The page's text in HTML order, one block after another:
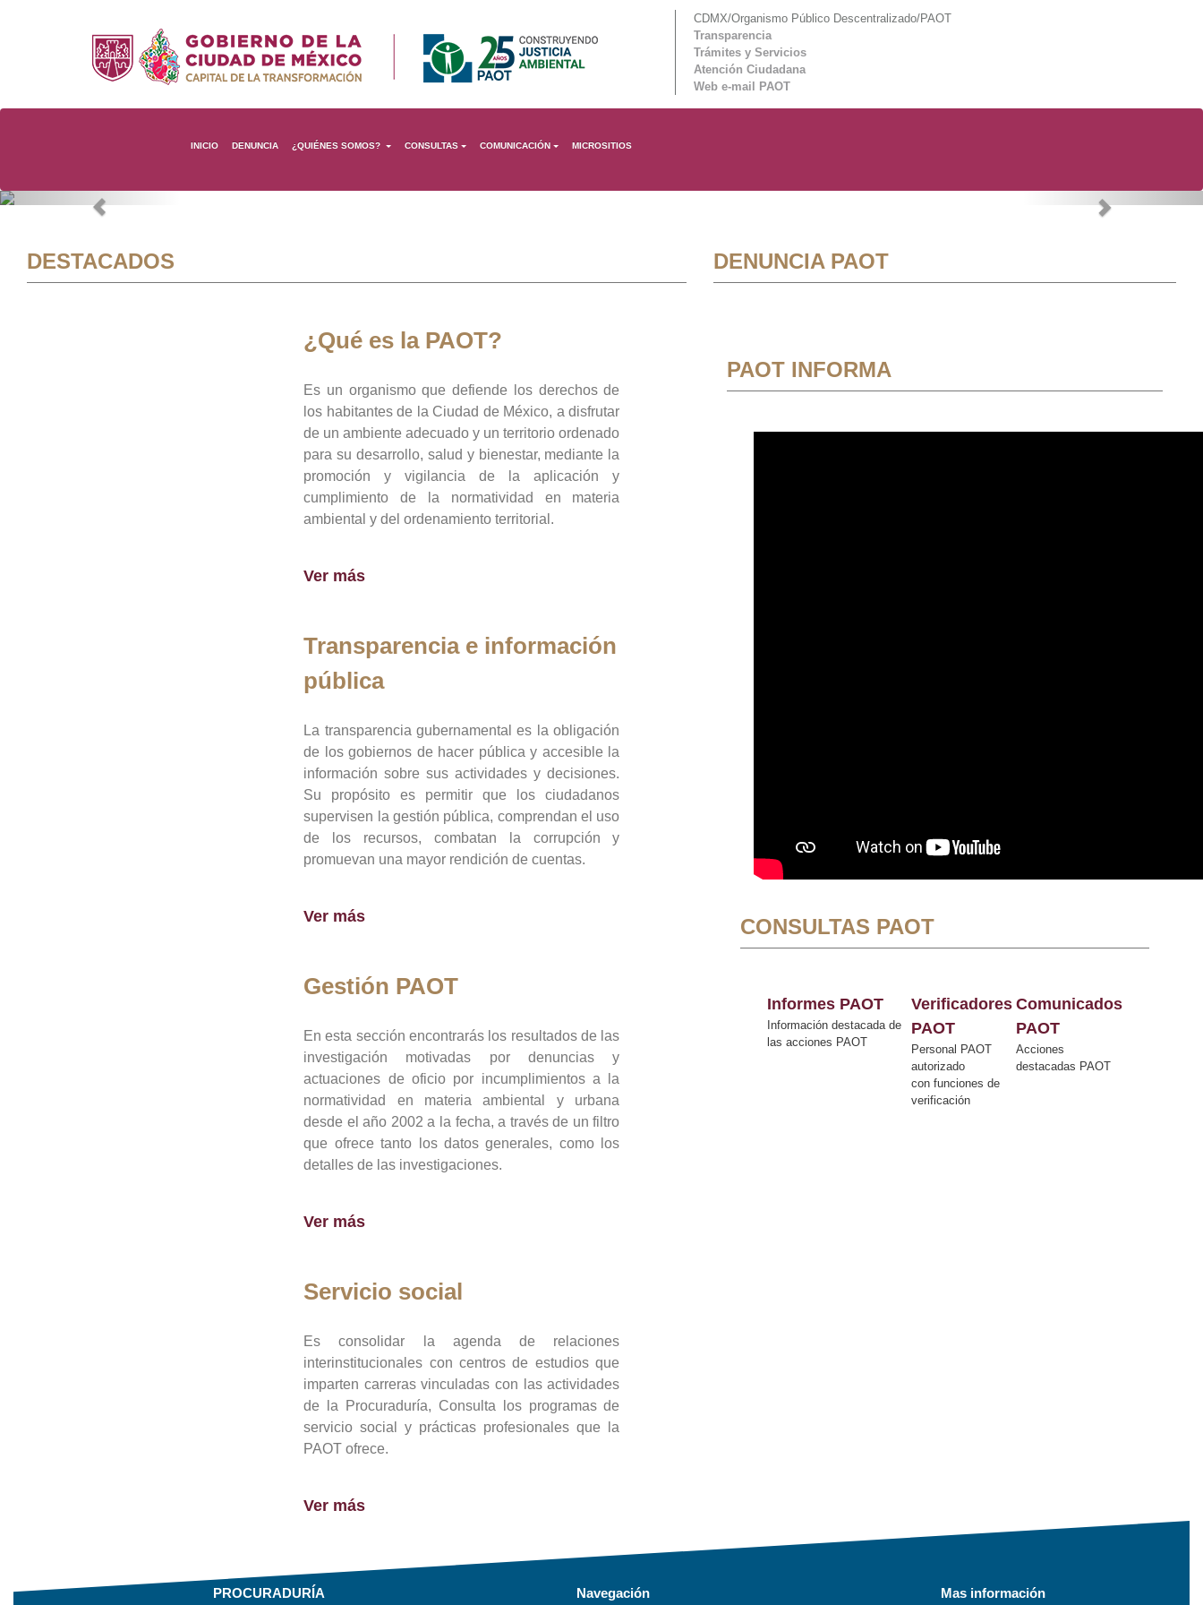
CDMX/Organismo Público Descentralizado/PAOT
Transparencia
Trámites y Servicios
Atención Ciudadana
Web e-mail PAOT
INICIO DENUNCIA ¿QUIÉNES SOMOS? CONSULTAS COMUNICACIÓN MICROSITIOS
Previous Next
DESTACADOS
¿Qué es la PAOT?
Es un organismo que defiende los derechos de
los habitantes de la Ciudad de México, a disfrutar
de un ambiente adecuado y un territorio ordenado
para su desarrollo, salud y bienestar, mediante la
promoción y vigilancia de la aplicación y
cumplimiento de la normatividad en materia
ambiental y del ordenamiento territorial.
Ver más
Transparencia e información
pública
La transparencia gubernamental es la obligación
de los gobiernos de hacer pública y accesible la
información sobre sus actividades y decisiones.
Su propósito es permitir que los ciudadanos
supervisen la gestión pública, comprendan el uso
de los recursos, combatan la corrupción y
promuevan una mayor rendición de cuentas.
Ver más
Gestión PAOT
En esta sección encontrarás los resultados de las
investigación motivadas por denuncias y
actuaciones de oficio por incumplimientos a la
normatividad en materia ambiental y urbana
desde el año 2002 a la fecha, a través de un filtro
que ofrece tanto los datos generales, como los
detalles de las investigaciones.
Ver más
Servicio social
Es consolidar la agenda de relaciones
interinstitucionales con centros de estudios que
imparten carreras vinculadas con las actividades
de la Procuraduría, Consulta los programas de
servicio social y prácticas profesionales que la
PAOT ofrece.
Ver más
DENUNCIA PAOT
PAOT INFORMA
CONSULTAS PAOT
Informes PAOT
Información destacada de
las acciones PAOT
Verificadores
PAOT
Personal PAOT
autorizado
con funciones de
verificación
Comunicados
PAOT
Acciones
destacadas PAOT
PROCURADURÍA Navegación Mas información